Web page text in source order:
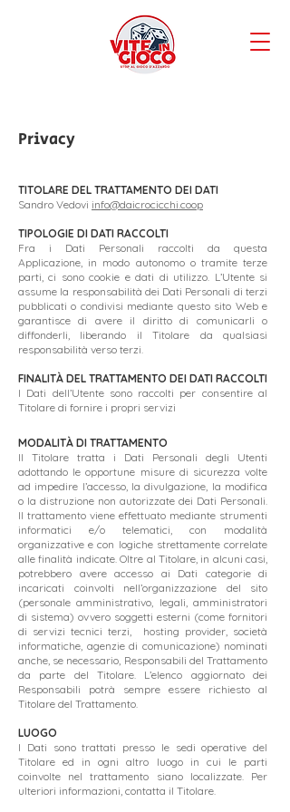
TITOLARE DEL TRATTAMENTO DEI DATI
Sandro Vedovi info@daicrocicchi.coop
TIPOLOGIE DI DATI RACCOLTI
Fra i Dati Personali raccolti da questa
Applicazione, in modo autonomo o tramite terze
parti, ci sono cookie e dati di utilizzo. L’Utente si
assume la responsabilità dei Dati Personali di terzi
pubblicati o condivisi mediante questo sito Web e
garantisce di avere il diritto di comunicarli o
diffonderli, liberando il Titolare da qualsiasi
responsabilità verso terzi.
FINALITÀ DEL TRATTAMENTO DEI DATI RACCOLTI
I Dati dell’Utente sono raccolti per consentire al
Titolare di fornire i propri servizi
MODALITÀ DI TRATTAMENTO
Il Titolare tratta i Dati Personali degli Utenti
adottando le opportune misure di sicurezza volte
ad impedire l’accesso, la divulgazione, la modifica
o la distruzione non autorizzate dei Dati Personali.
Il trattamento viene effettuato mediante strumenti
informatici e/o telematici, con modalità
organizzative e con logiche strettamente correlate
alle finalità indicate. Oltre al Titolare, in alcuni casi,
potrebbero avere accesso ai Dati categorie di
incaricati coinvolti nell’organizzazione del sito
(personale amministrativo, legali, amministratori
di sistema) ovvero soggetti esterni (come fornitori
di servizi tecnici terzi, hosting provider, società
informatiche, agenzie di comunicazione) nominati
anche, se necessario, Responsabili del Trattamento
da parte del Titolare. L’elenco aggiornato dei
Responsabili potrà sempre essere richiesto al
Titolare del Trattamento.
LUOGO
I Dati sono trattati presso le sedi operative del
Titolare ed in ogni altro luogo in cui le parti
coinvolte nel trattamento siano localizzate. Per
ulteriori informazioni, contatta il Titolare.
Privacy